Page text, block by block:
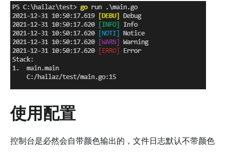
使用配置
控制台是必然会自带颜色输出的，文件日志默认不带颜色